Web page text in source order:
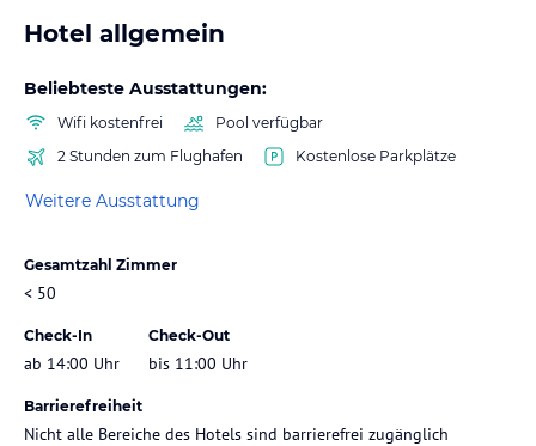
Hotel allgemein
Beliebteste Ausstattungen:
Wifi kostenfrei
Pool verfügbar
2 Stunden zum Flughafen
Kostenlose Parkplätze
Weitere Ausstattung
Gesamtzahl Zimmer
< 50
Check-In
ab 14:00 Uhr
Check-Out
bis 11:00 Uhr
Barrierefreiheit
Nicht alle Bereiche des Hotels sind barrierefrei zugänglich